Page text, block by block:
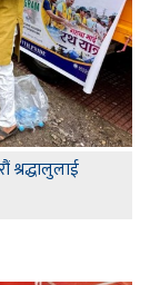
श्रद्धालुलाई